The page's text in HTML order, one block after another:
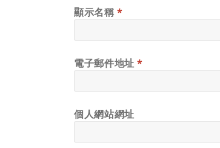
顯示名稱*
電子郵件地址*
個人網站網址